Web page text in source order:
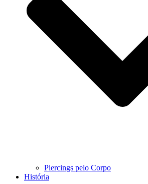
Piercings pelo Corpo
História